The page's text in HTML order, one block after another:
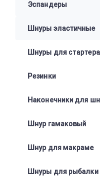
Эспандеры
Шнуры эластичные
Шнуры для стартера
Резинки
Наконечники для
Шнур гамаковый
Шнур для макраме
Шнуры для рыбалки